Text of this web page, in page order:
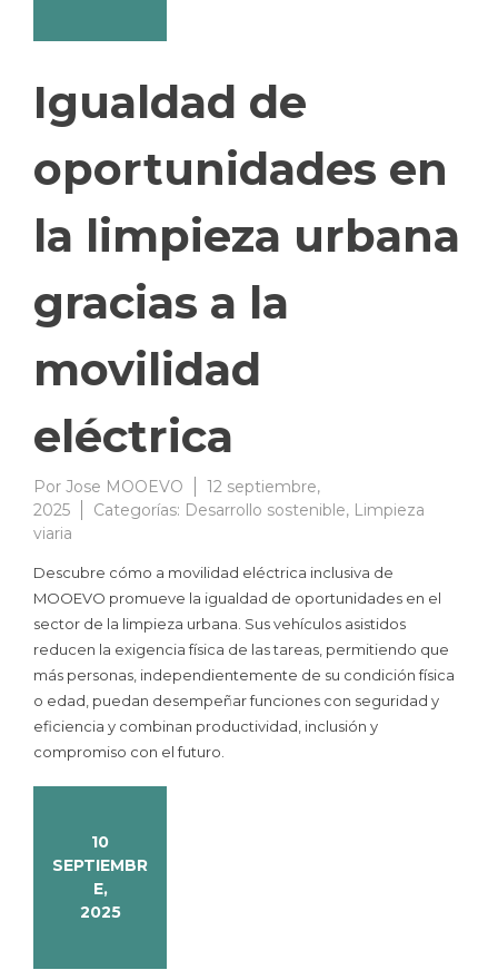
Igualdad de
oportunidades en
la limpieza urbana
gracias a la
movilidad
eléctrica
Por Jose MOOEVO
12 septiembre,
2025
Categorías: Desarrollo sostenible, Limpieza
viaria
Descubre cómo a movilidad eléctrica inclusiva de
MOOEVO promueve la igualdad de oportunidades en el
sector de la limpieza urbana. Sus vehículos asistidos
reducen la exigencia física de las tareas, permitiendo que
más personas, independientemente de su condición física
o edad, puedan desempeñar funciones con seguridad y
eficiencia y combinan productividad, inclusión y
compromiso con el futuro.
10
SEPTIEMBR
E,
2025